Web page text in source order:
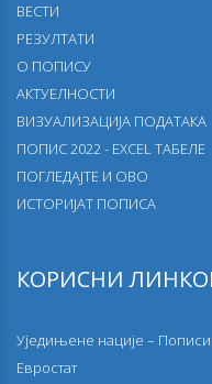
ВЕСТИ
РЕЗУЛТАТИ
О ПОПИСУ
АКТУЕЛНОСТИ
ВИЗУАЛИЗАЦИЈА ПОДАТАКА
ПОПИС 2022 - EXCEL ТАБЕЛЕ
ПОГЛЕДАЈТЕ И ОВО
ИСТОРИЈАТ ПОПИСА
КОРИСНИ
Уједињене нације –
Евростат